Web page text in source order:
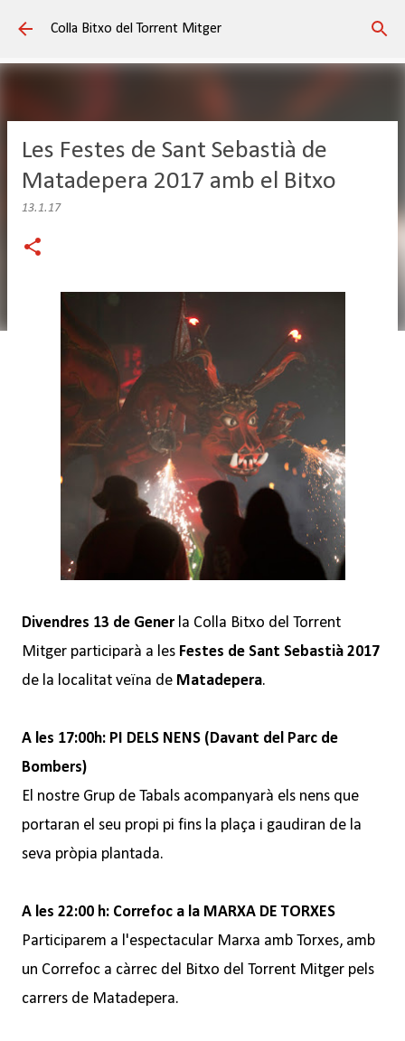
Salta al contingut principal
Colla Bitxo del Torrent Mitger
Les Festes de Sant Sebastià de
Matadepera 2017 amb el Bitxo
13.1.17
Divendres 13 de Gener la Colla Bitxo del Torrent
Mitger participarà a les Festes de Sant Sebastià 2017
de la localitat veïna de Matadepera.
A les 17:00h: PI DELS NENS (Davant del Parc de
Bombers)
El nostre Grup de Tabals acompanyarà els nens que
portaran el seu propi pi fins la plaça i gaudiran de la
seva pròpia plantada.
A les 22:00 h: Correfoc a la MARXA DE TORXES
Participarem a l'espectacular Marxa amb Torxes, amb
un Correfoc a càrrec del Bitxo del Torrent Mitger pels
carrers de Matadepera.